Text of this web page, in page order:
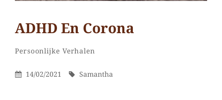
ADHD En Corona
Categorieën
Persoonlijke VerhalenDoor
Samantha
reactie
Gepubliceerd
14/02/2021 Door
Samantha